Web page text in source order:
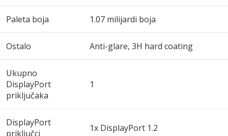
Paleta boja 1.07 milijardi boja
Ostalo Anti-glare, 3H hard coating
Ukupno
DisplayPort
priključaka
1
DisplayPort
priključci
1x DisplayPort 1.2